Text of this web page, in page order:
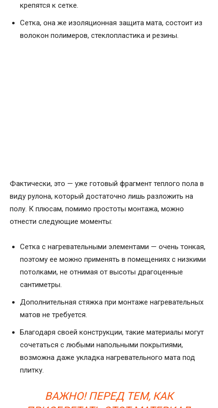
крепятся к сетке.
Сетка, она же изоляционная защита мата, состоит из
волокон полимеров, стеклопластика и резины.
Фактически, это — уже готовый фрагмент теплого пола в
виду рулона, который достаточно лишь разложить на
полу. К плюсам, помимо простоты монтажа, можно
отнести следующие моменты:
Сетка с нагревательными элементами — очень тонкая,
поэтому ее можно применять в помещениях с низкими
потолками, не отнимая от высоты драгоценные
сантиметры.
Дополнительная стяжка при монтаже нагревательных
матов не требуется.
Благодаря своей конструкции, такие материалы могут
сочетаться с любыми напольными покрытиями,
возможна даже укладка нагревательного мата под
плитку.
ВАЖНО! ПЕРЕД ТЕМ, КАК